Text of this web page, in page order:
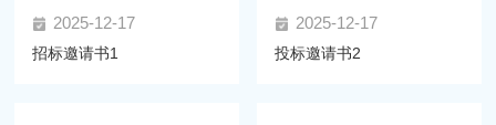
2025-12-17
招标邀请书1
2025-12-17
投标邀请书2